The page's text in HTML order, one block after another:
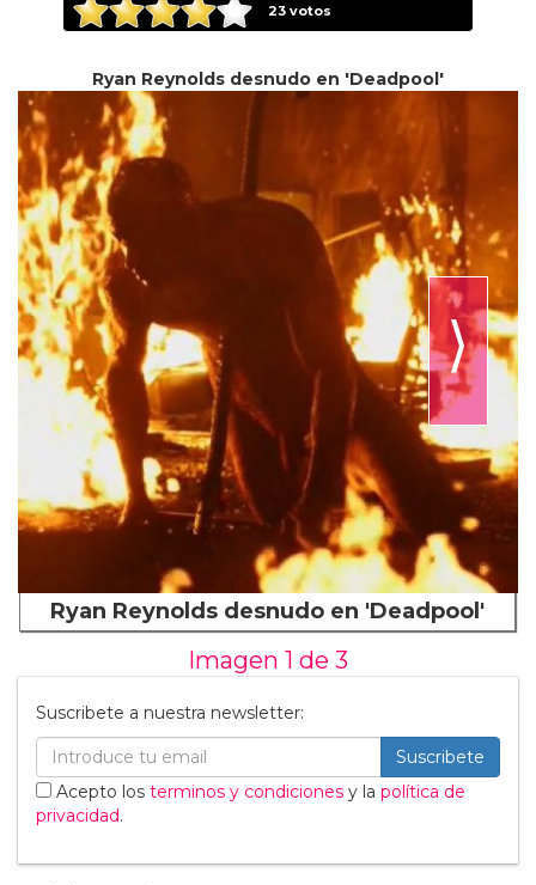
23votos
Ryan Reynolds desnudo en 'Deadpool'
⟩
Ryan Reynolds desnudo en 'Deadpool'
Imagen 1 de 3
Suscribete a nuestra newsletter:
Suscribete
Acepto los terminos y condiciones y la política de
privacidad.